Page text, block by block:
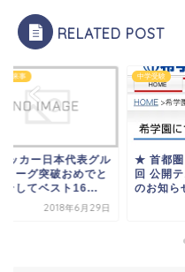
RELATED POST
出来事
ッカー日本代表グル
リーグ突破おめでと
そしてベスト16...
2018年6月29日
中学受験
★ 首都圏
回 公開
のお知ら